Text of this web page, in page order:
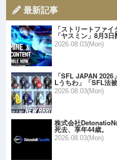
最新記事
「ストリートファ
「ヤスミン」8月3
2026.08.03(Mon)
「SFL JAPAN
Lうちわ」「SFL法
2026.08.03(Mon)
株式会社
死去、享年44歳。
2026.08.03(Mon)